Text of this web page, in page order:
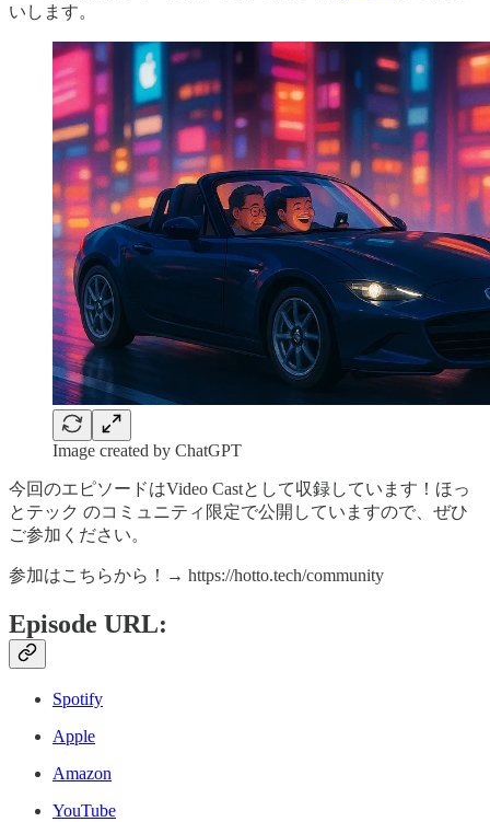
いします。
Image created by ChatGPT
今回のエピソードはVideo Castとして収録しています！ほっ
とテック のコミュニティ限定で公開していますので、ぜひ
ご参加ください。
参加はこちらから！→ https://hotto.tech/community
Episode URL:
Spotify
Apple
Amazon
YouTube